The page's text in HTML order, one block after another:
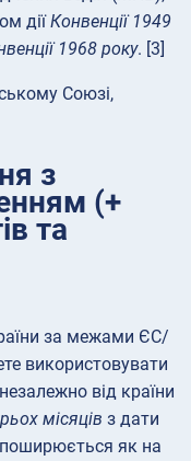
діїКонвенції 1949
1968 року. [3]
Союзі,
з
(+
та
за межами ЄС/
використовувати
від країни
місяців з дати
як на